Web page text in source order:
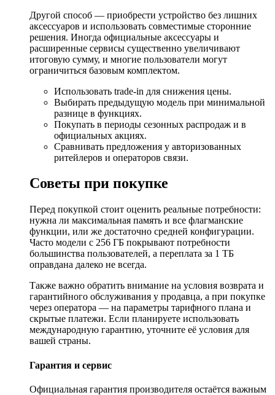
Другой способ — приобрести устройство без лишних
аксессуаров и использовать совместимые сторонние
решения. Иногда официальные аксессуары и
расширенные сервисы существенно увеличивают
итоговую сумму, и многие пользователи могут
ограничиться базовым комплектом.
Использовать trade-in для снижения цены.
Выбирать предыдущую модель при минимальной
разнице в функциях.
Покупать в периоды сезонных распродаж и в
официальных акциях.
Сравнивать предложения у авторизованных
ритейлеров и операторов связи.
Советы при покупке
Перед покупкой стоит оценить реальные потребности:
нужна ли максимальная память и все флагманские
функции, или же достаточно средней конфигурации.
Часто модели с 256 ГБ покрывают потребности
большинства пользователей, а переплата за 1 ТБ
оправдана далеко не всегда.
Также важно обратить внимание на условия возврата и
гарантийного обслуживания у продавца, а при покупке
через оператора — на параметры тарифного плана и
скрытые платежи. Если планируете использовать
международную гарантию, уточните её условия для
вашей страны.
Гарантия и сервис
Официальная гарантия производителя остаётся важным